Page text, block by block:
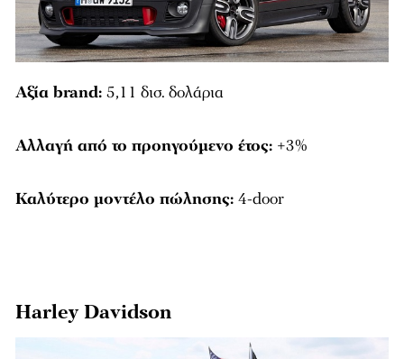
Αξία brand: 5,11 δισ. δολάρια
Αλλαγή από το προηγούμενο έτος: +3%
Καλύτερο μοντέλο πώλησης: 4-door
Harley Davidson